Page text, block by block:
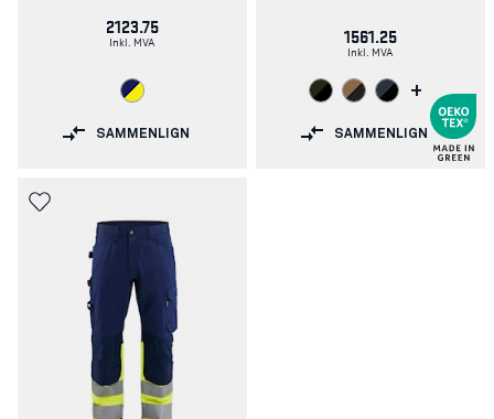
2123.75
Inkl. MVA
SAMMENLIGN
1561.25
Inkl. MVA
+
SAMMENLIGN